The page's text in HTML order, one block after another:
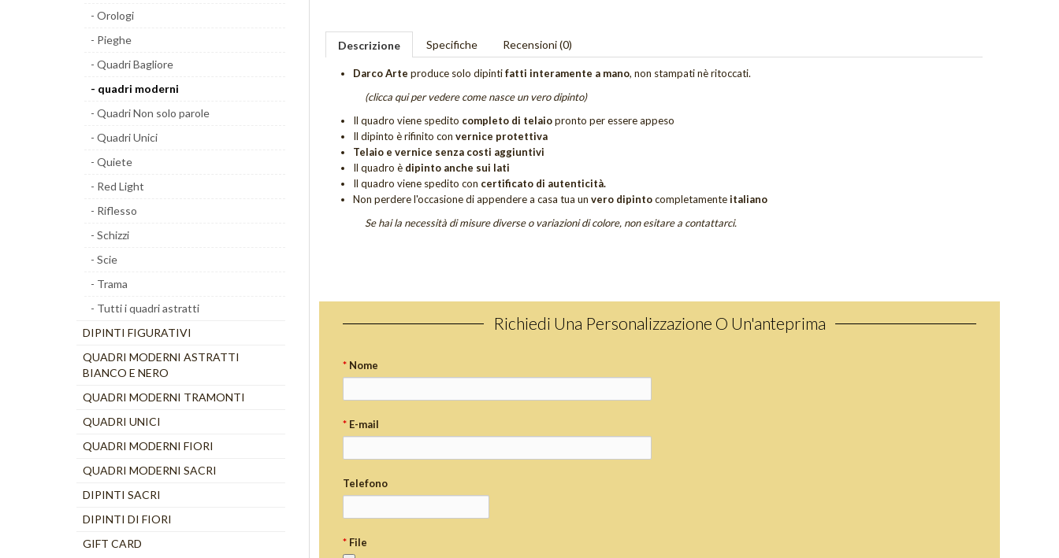
- Orologi
- Pieghe
- Quadri Bagliore
- quadri moderni
- Quadri Non solo parole
- Quadri Unici
- Quiete
- Red Light
- Riflesso
- Schizzi
- Scie
- Trama
- Tutti i quadri astratti
DIPINTI FIGURATIVI
QUADRI MODERNI ASTRATTI
BIANCO E NERO
QUADRI MODERNI TRAMONTI
QUADRI UNICI
QUADRI MODERNI FIORI
QUADRI MODERNI SACRI
DIPINTI SACRI
DIPINTI DI FIORI
GIFT CARD
Descrizione Specifiche Recensioni (0)
Darco Arte produce solo dipintifatti interamente a mano, non stampati nè ritoccati.
(clicca qui per vedere come nasce un vero dipinto)
Il quadro viene spedito completo di telaiopronto per essere appeso
Il dipinto è rifinito con vernice protettiva
Telaio e vernice senza costi aggiuntivi
Il quadro è dipinto anche sui lati
Il quadro viene spedito con certificato di autenticità.
Non perderel'occasione di appendere a casa tua un vero dipintocompletamenteitaliano
Se hai la necessità di misure diverse o variazioni di colore, non esitare a contattarci.
Richiedi Una Personalizzazione O Un'anteprima
* Nome
* E-mail
Telefono
* File